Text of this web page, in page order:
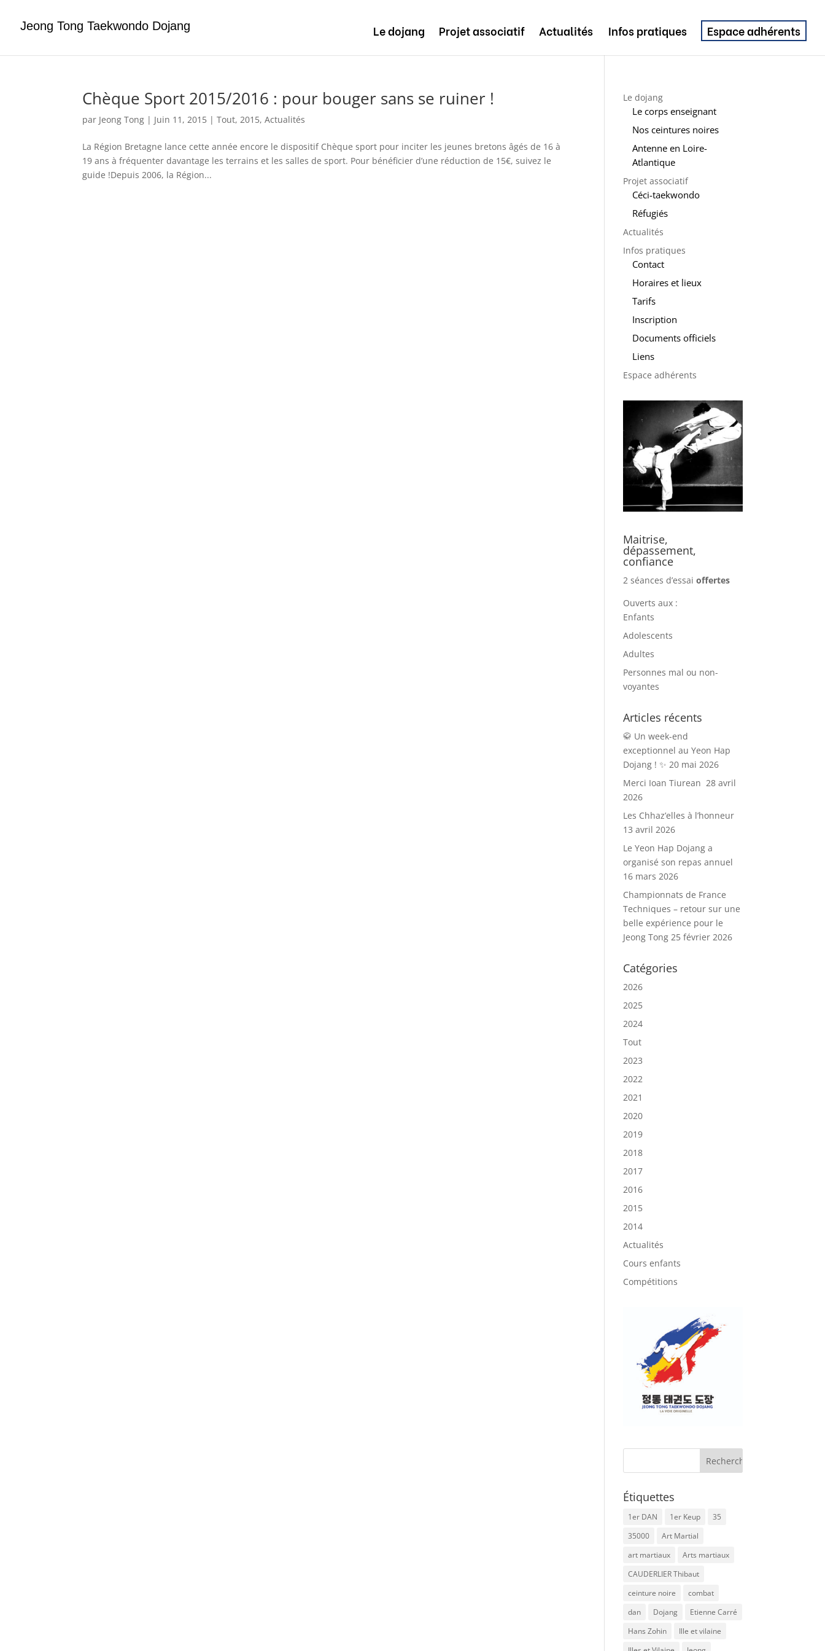
Jeong Tong Taekwondo Dojang Le dojang Projet associatif Actualités Infos pratiques Espace adhérents
Chèque Sport 2015/2016 : pour bouger sans se ruiner !
par Jeong Tong | Juin 11, 2015 |Tout,2015,Actualités
La Région Bretagne lance cette année encore le dispositif Chèque sport pour inciter les jeunes bretons âgés de 16 à
19 ans à fréquenter davantage les terrains et les salles de sport. Pour bénéficier d’une réduction de 15€, suivez le
guide !Depuis 2006, la Région...
Le dojang
Le corps enseignant
Nos ceintures noires
Antenne en Loire-
Atlantique
Projet associatif
Céci-taekwondo
Réfugiés
Actualités
Infos pratiques
Contact
Horaires et lieux
Tarifs
Inscription
Documents officiels
Liens
Espace adhérents
Maitrise,
dépassement,
confiance
2 séances d’essaioffertes
Ouverts aux :
Enfants
Adolescents
Adultes
Personnes mal ou non-
voyantes
Articles récents
🥋 Un week-end
exceptionnel au Yeon Hap
Dojang ! ✨ 20 mai 2026
Merci Ioan Tiurean 28 avril
2026
Les Chhaz’elles à l’honneur
13 avril 2026
Le Yeon Hap Dojang a
organisé son repas annuel
16 mars 2026
Championnats de France
Techniques – retour sur une
belle expérience pour le
Jeong Tong 25 février 2026
Catégories
2026
2025
2024
Tout
2023
2022
2021
2020
2019
2018
2017
2016
2015
2014
Actualités
Cours enfants
Compétitions
Étiquettes
1er DAN 1er Keup
35
35000
Art Martial
art martiaux
Arts martiaux
CAUDERLIER Thibaut
ceinture noire
combat
dan
Dojang
Etienne Carré
Hans Zohin
Ille et vilaine